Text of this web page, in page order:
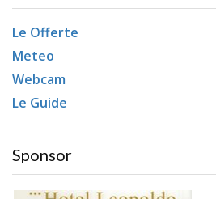
Le Offerte
Meteo
Webcam
Le Guide
Sponsor